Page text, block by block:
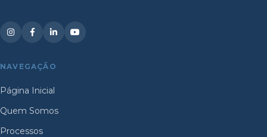
NAVEGAÇÃO
Página Inicial
Quem Somos
Processos